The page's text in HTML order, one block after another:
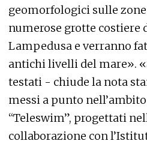
geomorfologici sulle
numerose grotte costiere
Lampedusa e verranno
antichi livelli del mare».
testati - chiude la nota
messi a punto
“Teleswim”, progettati
collaborazione con